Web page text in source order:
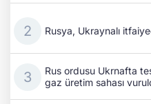
Rusya, Ukraynalı
Rus ordusu Ukrnafta
gaz üretim sahası